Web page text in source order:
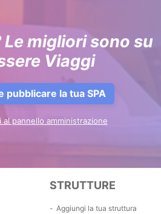
Le migliori sono su
Viaggi
pubblicare la tua SPA
al pannello amministrazione
STRUTTURE
Aggiungi la tua struttura